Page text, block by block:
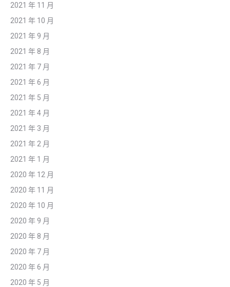
2021 年 11 月
2021 年 10 月
2021 年 9 月
2021 年 8 月
2021 年 7 月
2021 年 6 月
2021 年 5 月
2021 年 4 月
2021 年 3 月
2021 年 2 月
2021 年 1 月
2020 年 12 月
2020 年 11 月
2020 年 10 月
2020 年 9 月
2020 年 8 月
2020 年 7 月
2020 年 6 月
2020 年 5 月